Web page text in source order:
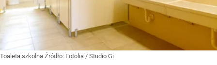
Toaleta szkolna Źródło: Fotolia / Studio Gi